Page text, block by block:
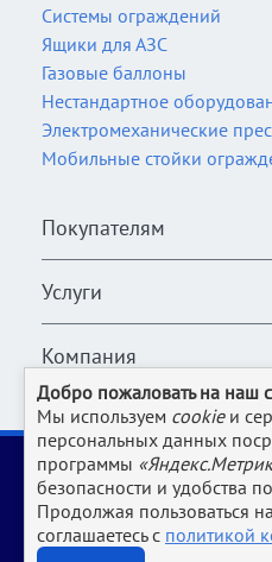
Системы ограждений
Ящики для АЗС
Газовые баллоны
Нестандартное
Электромеханические
Мобильные стойки
Покупателям
Услуги
Компания
2006-2026 © Оборудование
кафе, бара, ресторана,
производств |
Обращаем ваше внимание на то, что
информационный характер и ни при каких
Добро пожаловать на наш
Мы используем cookieи
персональных данных
программы
безопасности и удобства
Продолжая пользоваться
соглашаетесь с политикой